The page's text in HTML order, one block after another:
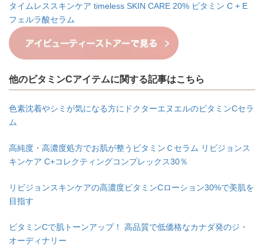
タイムレススキンケア timeless SKIN CARE 20% ビタミン C + E
フェルラ酸セラム
他のビタミンCアイテムに関する記事はこちら
色素沈着やシミが気になる方にドクターエヌエルのビタミンCセラ
ム
高純度・高濃度処方でお肌が整うビタミンＣセラム リビジョンス
キンケア C+コレクティングコンプレックス30％
リビジョンスキンケアの高濃度ビタミンCローション30%で美肌を
目指す
ビタミンCで肌トーンアップ！ 高品質で低価格なカナダ発のジ・
オーディナリー